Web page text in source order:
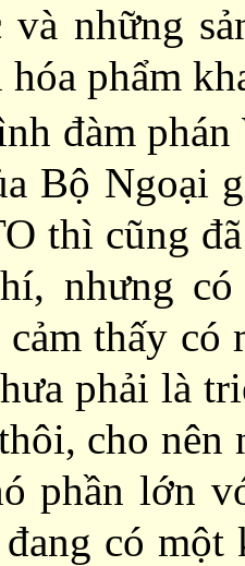
những
phẩm
đàm
Bộ Ngoại
thì cũng
nhưng
thấy
phải là
cho nên
phần lớn
đang cómột